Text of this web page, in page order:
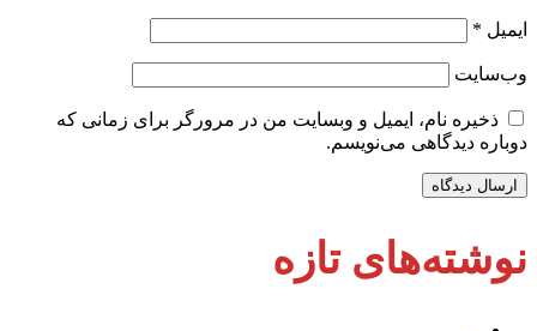
ایمیل *
وب‌سایت
ذخیره نام، ایمیل و وبسایت من در مرورگر برای زمانی که
دوباره دیدگاهی می‌نویسم.
نوشته‌های تازه